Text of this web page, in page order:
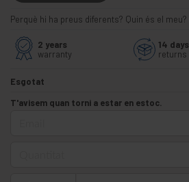
Perquè hi ha preus diferents? Quin és el meu?
2 years
warranty
14 days
returns
Esgotat
T'avisem quan torni a estar en estoc.